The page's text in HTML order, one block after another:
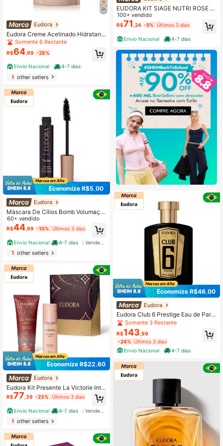
Eudora
Eudora Creme Acetinado Hidratant
e Desodorante La Victorie
Somente 6 Restante
R$64 ,99 -28%
Envio Nacional 4-7 dias
1other sellers
Economize R$5,00
Eudora
Máscara De Cílios Bomb Volumaço
Eudora Make 10G
60+ vendido
R$44 ,99 -10% Últimos 3 dias
Envio Nacional 4-7 dias
1other sellers
Economize R$22,60
Eudora
Eudora Kit Presente La Victorie Inte
nse: Body Spray 100Ml + Sabonete
Líquido 200Ml NAMORADOS
R$77 ,39 -23% Últimos 3 dias
Envio Nacional 4-7 dias
1other sellers
EUDORA KIT SIAGE NUTRI ROSE 4
D SHAMPOO + CONDICIONADOR
100+ vendido
R$71 ,24 -5% Últimos 3 dias
Envio Nacional 4-7 dias
Economize R$46,00
Eudora
Eudora Club 6 Prestige Eau de Parf
um 95ml
Somente 3 Restante
R$143 ,99
-24% Últimos 3 dias
Envio Nacional
4-7 dias